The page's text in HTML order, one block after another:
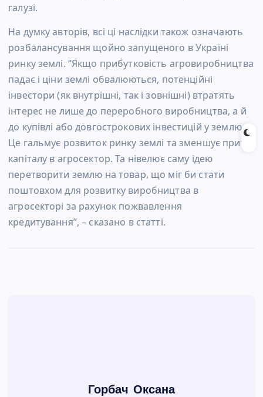
галузі.
На думку авторів, всі ці наслідки також означають
розбалансування щойно запущеного в Україні
ринку землі. “Якщо прибутковість агровиробництва
падає і ціни землі обвалюються, потенційні
інвестори (як внутрішні, так і зовнішні) втратять
інтерес не лише до переробного виробництва, а й
до купівлі або довгострокових інвестицій у землю.
Це гальмує розвиток ринку землі та зменшує притік
капіталу в агросектор. Та нівелює саму ідею
перетворити землю на товар, що міг би стати
поштовхом для розвитку виробництва в
агросекторі за рахунок пожвавлення
кредитування”, – сказано в статті.
Горбач Оксана